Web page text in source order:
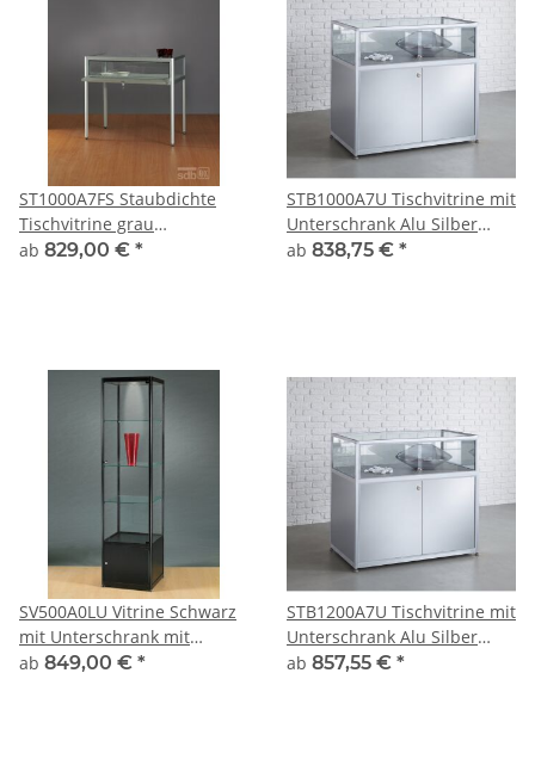
ST1000A7FS Staubdichte
Tischvitrine grau
Ausstellungsvitrine
ab 829,00 € *
STB1000A7U Tischvitrine mit
Unterschrank Alu Silber
abschließbar
ab 838,75 € *
SV500A0LU Vitrine Schwarz
mit Unterschrank mit
Beleuchtung
ab 849,00 € *
STB1200A7U Tischvitrine mit
Unterschrank Alu Silber
abschließbar
ab 857,55 € *